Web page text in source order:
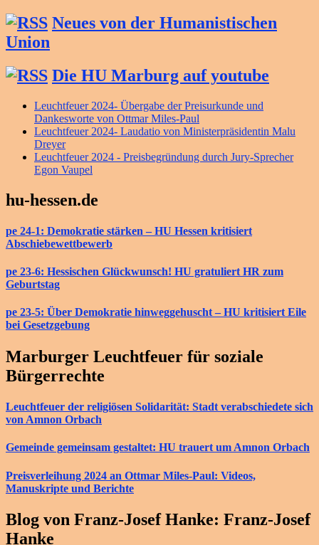
Neues von der Humanistischen
Union
Die HU Marburg auf youtube
Leuchtfeuer 2024- Übergabe der Preisurkunde und
Dankesworte von Ottmar Miles-Paul
Leuchtfeuer 2024- Laudatio von Ministerpräsidentin Malu
Dreyer
Leuchtfeuer 2024 - Preisbegründung durch Jury-Sprecher
Egon Vaupel
hu-hessen.de
pe 24-1: Demokratie stärken – HU Hessen kritisiert
Abschiebewettbewerb
pe 23-6: Hessischen Glückwunsch! HU gratuliert HR zum
Geburtstag
pe 23-5: Über Demokratie hinweggehuscht – HU kritisiert Eile
bei Gesetzgebung
Marburger Leuchtfeuer für soziale
Bürgerrechte
Leuchtfeuer der religiösen Solidarität: Stadt verabschiedete sich
von Amnon Orbach
Gemeinde gemeinsam gestaltet: HU trauert um Amnon Orbach
Preisverleihung 2024 an Ottmar Miles-Paul: Videos,
Manuskripte und Berichte
Blog von Franz-Josef Hanke: Franz-Josef
Hanke